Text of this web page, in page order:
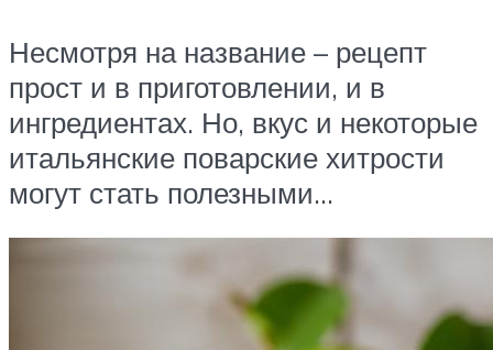
Несмотря на название – рецепт
прост и в приготовлении, и в
ингредиентах. Но, вкус и некоторые
итальянские поварские хитрости
могут стать полезными…